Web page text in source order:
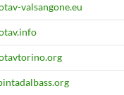
valsangone.eu